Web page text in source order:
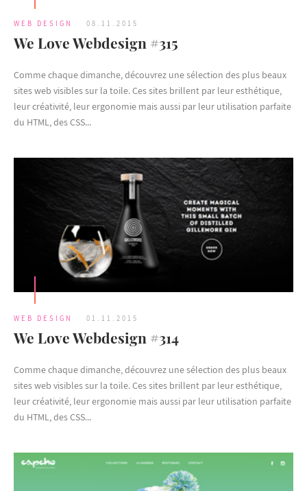
WEB DESIGN 08.11.2015
We Love Webdesign #315
Comme chaque dimanche, découvrez une sélection des plus beaux
sites web visibles sur la toile. Ces sites brillent par leur esthétique,
leur créativité, leur ergonomie mais aussi par leur utilisation parfaite
du HTML, des CSS...
WEB DESIGN 01.11.2015
We Love Webdesign #314
Comme chaque dimanche, découvrez une sélection des plus beaux
sites web visibles sur la toile. Ces sites brillent par leur esthétique,
leur créativité, leur ergonomie mais aussi par leur utilisation parfaite
du HTML, des CSS...